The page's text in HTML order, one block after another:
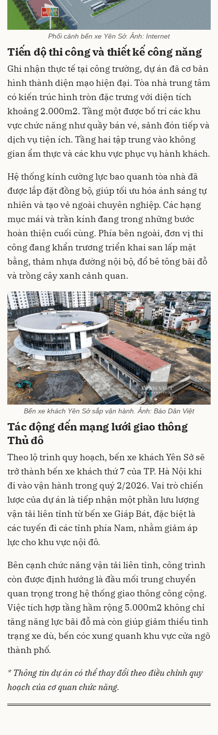
Phối cảnh bến xe Yên Sở. Ảnh: Internet
Tiến độ thi công và thiết kế công năng
Ghi nhận thực tế tại công trường, dự án đã cơ bản
hình thành diện mạo hiện đại. Tòa nhà trung tâm
có kiến trúc hình tròn đặc trưng với diện tích
khoảng 2.000m2. Tầng một được bố trí các khu
vực chức năng như quầy bán vé, sảnh đón tiếp và
dịch vụ tiện ích. Tầng hai tập trung vào không
gian ẩm thực và các khu vực phục vụ hành khách.
Hệ thống kính cường lực bao quanh tòa nhà đã
được lắp đặt đồng bộ, giúp tối ưu hóa ánh sáng tự
nhiên và tạo vẻ ngoài chuyên nghiệp. Các hạng
mục mái và trần kính đang trong những bước
hoàn thiện cuối cùng. Phía bên ngoài, đơn vị thi
công đang khẩn trương triển khai san lấp mặt
bằng, thảm nhựa đường nội bộ, đổ bê tông bãi đỗ
và trồng cây xanh cảnh quan.
Bến xe khách Yên Sở sắp vận hành. Ảnh: Báo Dân Việt
Tác động đến mạng lưới giao thông
Thủ đô
Theo lộ trình quy hoạch, bến xe khách Yên Sở sẽ
trở thành bến xe khách thứ 7 của TP. Hà Nội khi
đi vào vận hành trong quý 2/2026. Vai trò chiến
lược của dự án là tiếp nhận một phần lưu lượng
vận tải liên tỉnh từ bến xe Giáp Bát, đặc biệt là
các tuyến đi các tỉnh phía Nam, nhằm giảm áp
lực cho khu vực nội đô.
Bên cạnh chức năng vận tải liên tỉnh, công trình
còn được định hướng là đầu mối trung chuyển
quan trọng trong hệ thống giao thông công cộng.
Việc tích hợp tầng hầm rộng 5.000m2 không chỉ
tăng năng lực bãi đỗ mà còn giúp giảm thiểu tình
trạng xe dù, bến cóc xung quanh khu vực cửa ngõ
thành phố.
* Thông tin dự án có thể thay đổi theo điều chỉnh quy
hoạch của cơ quan chức năng.